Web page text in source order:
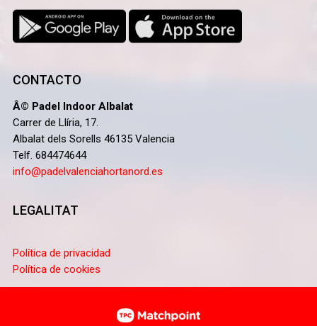
CONTACTO
Â© Padel Indoor Albalat
Carrer de Llíria, 17.
Albalat dels Sorells 46135 Valencia
Telf. 684474644
info@padelvalenciahortanord.es
LEGALITAT
Política de privacidad
Política de cookies